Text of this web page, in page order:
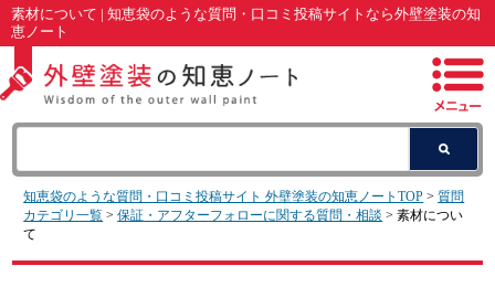
素材について | 知恵袋のような質問・口コミ投稿サイトなら外壁塗装の知
恵ノート
知恵袋のような質問・口コミ投稿サイト 外壁塗装の知恵ノートTOP >質問
カテゴリ一覧 >保証・アフターフォローに関する質問・相談 > 素材につい
て